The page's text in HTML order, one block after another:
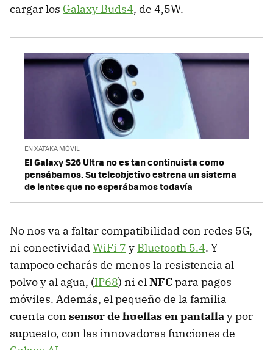
cargar los Galaxy Buds4, de 4,5W.
EN XATAKA MÓVIL
El Galaxy S26 Ultra no es tan continuista como
pensábamos. Su teleobjetivo estrena un sistema
de lentes que no esperábamos todavía
No nos va a faltar compatibilidad con redes 5G,
ni conectividadWiFi 7 y Bluetooth 5.4. Y
tampoco echarás de menos la resistencia al
polvo y al agua, (IP68) ni elNFCpara pagos
móviles. Además, el pequeño de la familia
cuenta con sensor de huellas en pantallay por
supuesto, con las innovadoras funciones de